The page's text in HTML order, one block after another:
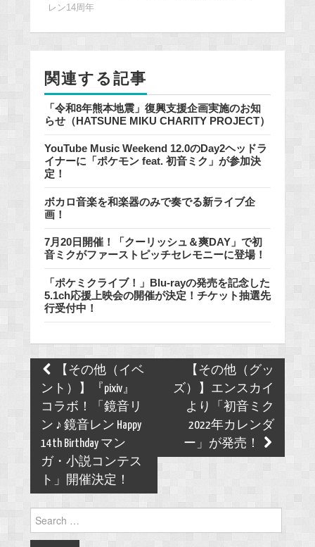
b
o
o
レン14周年
関連する記事
「令和8年熊本地震」復興支援企画実施のお知
らせ（HATSUNE MIKU CHARITY PROJECT）
YouTube Music Weekend 12.0のDay2ヘッドラ
イナーに「ポケモン feat. 初音ミク」が参加決
定！
ボカロ音楽を和楽器のみで奏でる新ライブ企
画！
7月20日開催！「クーリッシュ＆爽DAY」で初
音ミクがファーストピッチセレモニーに登場！
「ポケミクライブ！」Blu-rayの発売を記念した
5.1ch応援上映会の開催が決定！チケット抽選先
行受付中！
Post
navigation
【その他（イベ
ント）】『pixiv』
コラボ！「鏡音リ
ン ♪ 鏡音レン Happy
14th Birthday マン
ガ・小説コンテス
ト」開催決定！
【その他（グッ
ズ）】エンスカイ
より「初音ミク
2022年カレンダ
ー」が発売！
Search
for: